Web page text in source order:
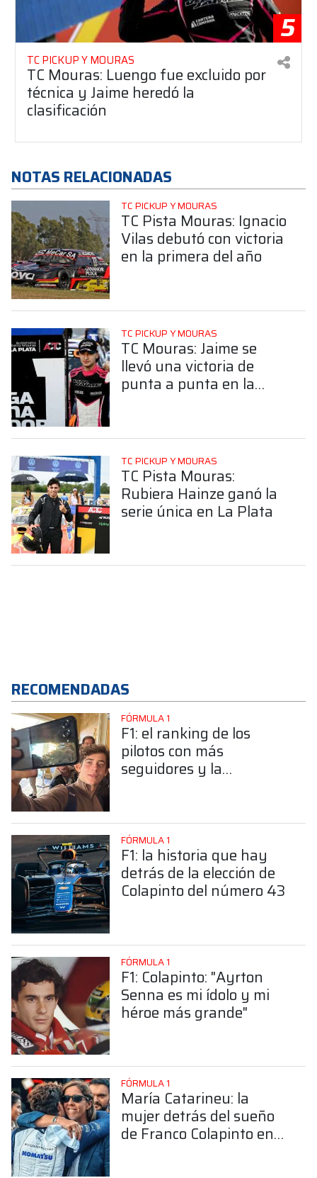
5
TC PICKUP Y MOURAS
TC Mouras: Luengo fue excluido por
técnica y Jaime heredó la
clasificación
NOTAS RELACIONADAS
TC PICKUP Y MOURAS
TC Pista Mouras: Ignacio
Vilas debutó con victoria
en la primera del año
TC PICKUP Y MOURAS
TC Mouras: Jaime se
llevó una victoria de
punta a punta en la
TC PICKUP Y MOURAS
TC Pista Mouras:
Rubiera Hainze ganó la
serie única en La Plata
RECOMENDADAS
FÓRMULA 1
F1: el ranking de los
pilotos con más
seguidores y la
FÓRMULA 1
F1: la historia que hay
detrás de la elección de
Colapinto del número 43
FÓRMULA 1
F1: Colapinto: "Ayrton
Senna es mi ídolo y mi
héroe más grande"
FÓRMULA 1
María Catarineu: la
mujer detrás del sueño
de Franco Colapinto en